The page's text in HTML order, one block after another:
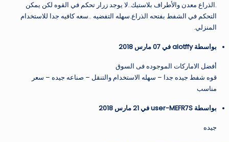
.الذراع معدن والأطراف بلاستيك..لا يوجد زرار تحكم في القوه لكن يمكن
التحكم في الشفط بفتحه الذراع.سهله التفضيه ..سعه كافيه جدا للاستخدام
المنزلي.
بواسطة alotffy في 07 مارس 2018
أفضل الاماركات الموجوده فى السوق
قوه شفط جيده جدا – سهله الاستخدام والتنقل – صناعه جيده – سعر
مناسب
بواسطة user-MEFR7S في 21 مارس 2018
جيده